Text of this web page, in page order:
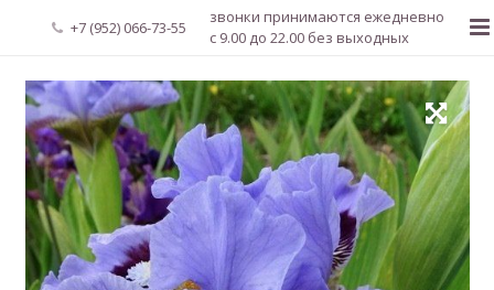
+7 (952) 066-73-55
звонки принимаются ежедневно
с 9.00 до 22.00 без выходных
Главная
О нас
Новости
Каталог растений
Доставка и оплата